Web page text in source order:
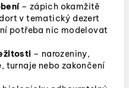
– zápich okamžitě
v tematický dezert
potřeba nic modelovat
– narozeniny,
turnaje nebo zakončení